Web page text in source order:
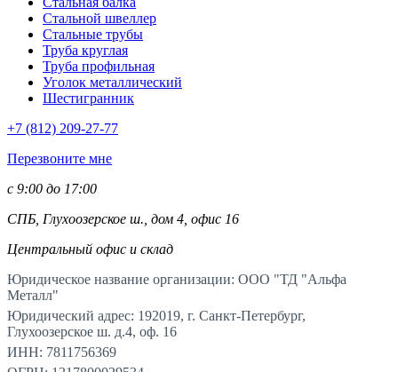
Стальной швеллер
Стальные трубы
Труба круглая
Труба профильная
Уголок металлический
Шестигранник
+7 (812) 209-27-77
Перезвоните мне
с 9:00 до 17:00
СПБ, Глухоозерское ш., дом 4, офис 16
Центральный офис и склад
Юридическое название организации: ООО "ТД "Альфа
Металл"
Юридический адрес: 192019, г. Санкт-Петербург,
Глухоозерское ш. д.4, оф. 16
ИНН: 7811756369